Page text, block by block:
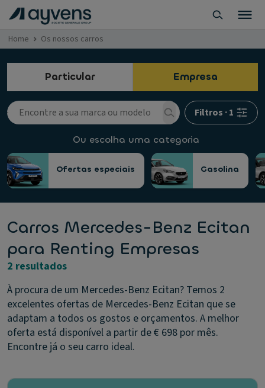
Home Os nossos carros
Particular Empresa
Filtros ·1
Ou escolha uma categoria
Ofertas especiais Gasolina
Carros Mercedes-Benz Ecitan
para Renting Empresas
2 resultados
À procura de um Mercedes-Benz Ecitan? Temos 2
excelentes ofertas de Mercedes-Benz Ecitan que se
adaptam a todos os gostos e orçamentos. A melhor
oferta está disponível a partir de € 698 por mês.
Encontre já o seu carro ideal.